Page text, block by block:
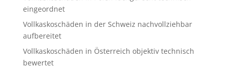
eingeordnet
Vollkaskoschäden in der Schweiz nachvollziehbar
aufbereitet
Vollkaskoschäden in Österreich objektiv technisch
bewertet